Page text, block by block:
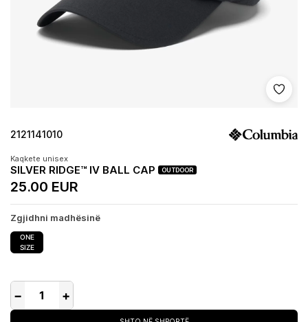
Shto
2121141010
Kaqkete unisex
SILVER RIDGE™ IV BALL CAP OUTDOOR
25.00 EUR
Zgjidhni madhësinë
ONE
SIZE
− +